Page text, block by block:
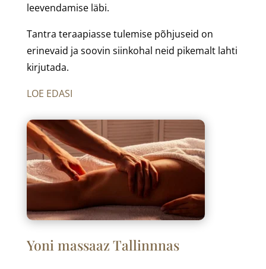
leevendamise läbi.
Tantra teraapiasse tulemise põhjuseid on
erinevaid ja soovin siinkohal neid pikemalt lahti
kirjutada.
LOE EDASI
Yoni massaaz Tallinnnas